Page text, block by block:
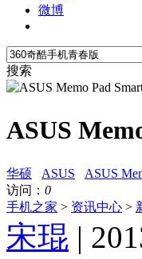
微博
搜索
ASUS
华硕 ASUS ASUS
访问： 0
手机之家 > 资讯中心 >
宋琨 |